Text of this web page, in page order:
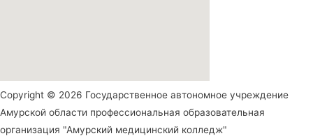
Copyright © 2026 Государственное автономное учреждение
Амурской области профессиональная образовательная
организация "Амурский медицинский колледж"